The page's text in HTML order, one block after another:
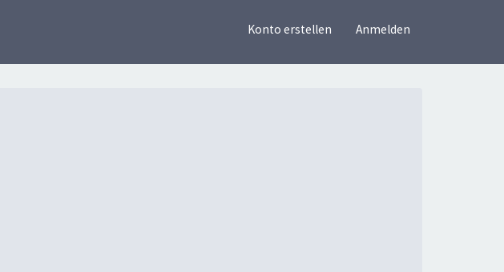
Konto erstellen Anmelden